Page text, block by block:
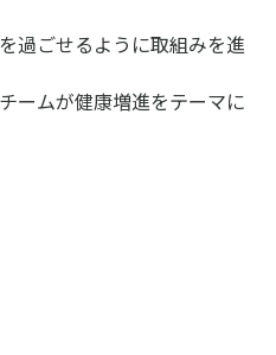
過ごせるように取組みを進
ームが健康増進をテーマに